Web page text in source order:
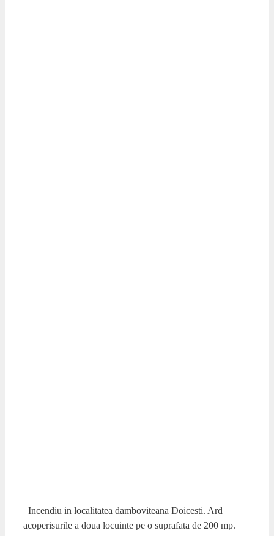
Incendiu in localitatea damboviteana Doicesti. Ard
acoperisurile a doua locuinte pe o suprafata de 200 mp.